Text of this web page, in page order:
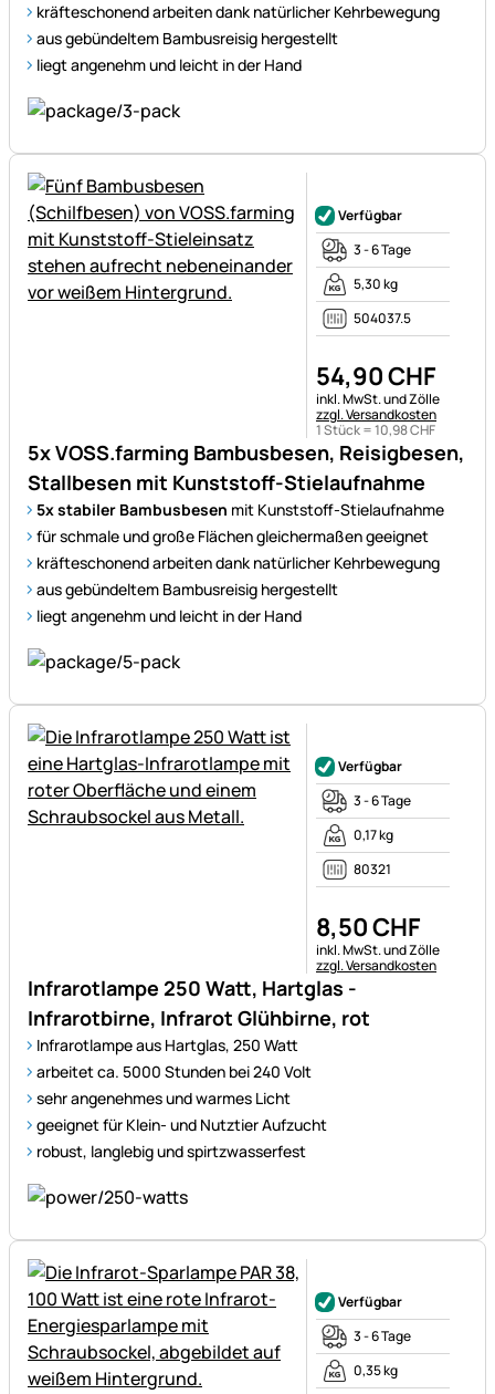
kräfteschonend arbeiten dank natürlicher Kehrbewegung
aus gebündeltem Bambusreisig hergestellt
liegt angenehm und leicht in der Hand
5x VOSS.farming Bambusbesen, Reisigbesen,
Stallbesen mit Kunststoff-Stielaufnahme
5x stabiler Bambusbesen mit Kunststoff-Stielaufnahme
für schmale und große Flächen gleichermaßen geeignet
kräfteschonend arbeiten dank natürlicher Kehrbewegung
aus gebündeltem Bambusreisig hergestellt
liegt angenehm und leicht in der Hand
Verfügbar
3 - 6 Tage
5,30 kg
504037.5
54,90CHF
Steuerhinweis:
inkl. MwSt. und Zölle
zzgl. Versandkosten
1 Stück =10,98CHF
Infrarotlampe 250 Watt, Hartglas -
Infrarotbirne, Infrarot Glühbirne, rot
Infrarotlampe aus Hartglas, 250 Watt
arbeitet ca. 5000 Stunden bei 240 Volt
sehr angenehmes und warmes Licht
geeignet für Klein- und Nutztier Aufzucht
robust, langlebig und spirtzwasserfest
Verfügbar
3 - 6 Tage
0,17 kg
80321
8,50CHF
Steuerhinweis:
inkl. MwSt. und Zölle
zzgl. Versandkosten
Verfügbar
3 - 6 Tage
0,35 kg